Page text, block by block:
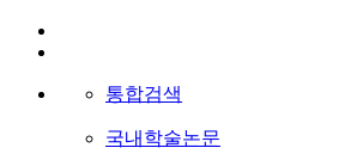
통합검색
국내학술논문